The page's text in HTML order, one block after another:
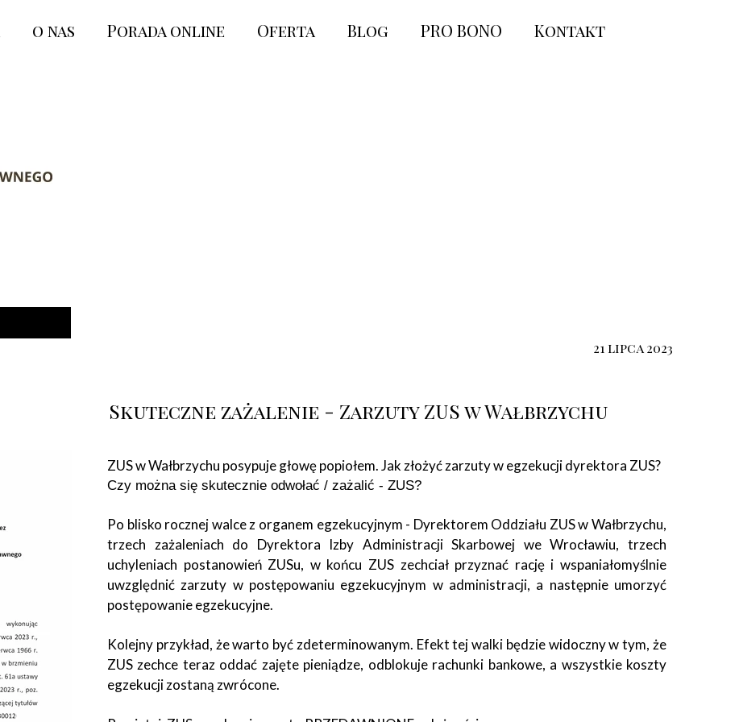
21 lipca 2023
ZUS w Wałbrzychu posypuje głowę popiołem. Jak złożyć zarzuty w egzekucji dyrektora ZUS?
Czy można się skutecznie odwołać / zażalić - ZUS?
Po blisko rocznej walce z organem egzekucyjnym - Dyrektorem Oddziału ZUS w Wałbrzychu,
trzech zażaleniach do Dyrektora Izby Administracji Skarbowej we Wrocławiu, trzech
uchyleniach postanowień ZUSu, w końcu ZUS zechciał przyznać rację i wspaniałomyślnie
uwzględnić zarzuty w postępowaniu egzekucyjnym w administracji, a następnie umorzyć
postępowanie egzekucyjne.
Kolejny przykład, że warto być zdeterminowanym. Efekt tej walki będzie widoczny w tym, że
ZUS zechce teraz oddać zajęte pieniądze, odblokuje rachunki bankowe, a wszystkie koszty
egzekucji zostaną zwrócone.
Skuteczne zażalenie - Zarzuty ZUS w Wałbrzychu
o nas Porada online Oferta Blog PRO BONO Kontakt